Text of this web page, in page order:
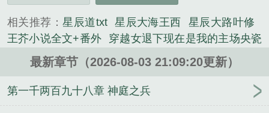
的军史类小说。
相关推荐：星辰道txt 星辰大海王西
星辰大路叶修
王芥小说全文+番外
穿越女退下现在是我的主场央瓷
瓷裴言川 央瓷瓷裴言川未删减版
巅峰奶爸秦九安荀
伊琴无删减完整版
徐牧苏涵薇小说全文+番外
江清然未删减版
隐姓埋名一辈子为孙女怒掀风云江
最新章节（2026-08-03 21:09:20更新）
第一千两百九十八章 神庭之兵